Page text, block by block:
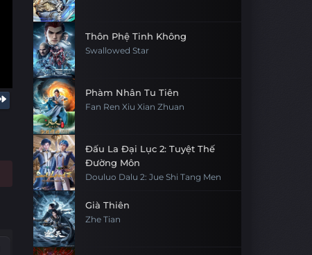
Thôn Phệ Tinh Không
Swallowed Star
Phàm Nhân Tu Tiên
Fan Ren Xiu Xian Zhuan
Đấu La Đại Lục 2: Tuyệt Thế
Đường Môn
Douluo Dalu 2: Jue Shi Tang Men
Già Thiên
Zhe Tian